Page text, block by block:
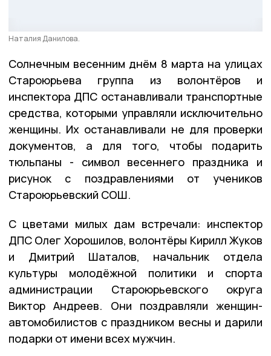
Наталия Данилова.
Солнечным весенним днём 8 марта на улицах
Староюрьева группа из волонтёров и
инспектора ДПС останавливали транспортные
средства, которыми управляли исключительно
женщины. Их останавливали не для проверки
документов, а для того, чтобы подарить
тюльпаны - символ весеннего праздника и
рисунок с поздравлениями от учеников
Староюрьевский СОШ.
С цветами милых дам встречали: инспектор
ДПС Олег Хорошилов, волонтёры Кирилл Жуков
и Дмитрий Шаталов, начальник отдела
культуры молодёжной политики и спорта
администрации Староюрьевского округа
Виктор Андреев. Они поздравляли женщин-
автомобилистов с праздником весны и дарили
подарки от имени всех мужчин.